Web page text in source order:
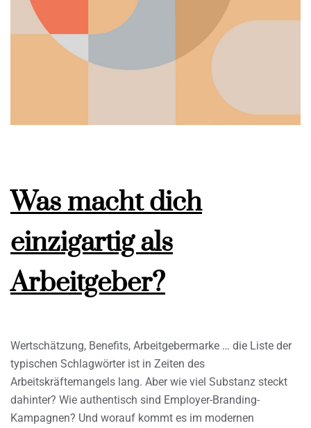
Was macht dich
einzigartig als
Arbeitgeber?
Wertschätzung, Benefits, Arbeitgebermarke … die Liste der
typischen Schlagwörter ist in Zeiten des
Arbeitskräftemangels lang. Aber wie viel Substanz steckt
dahinter? Wie authentisch sind Employer-Branding-
Kampagnen? Und worauf kommt es im modernen